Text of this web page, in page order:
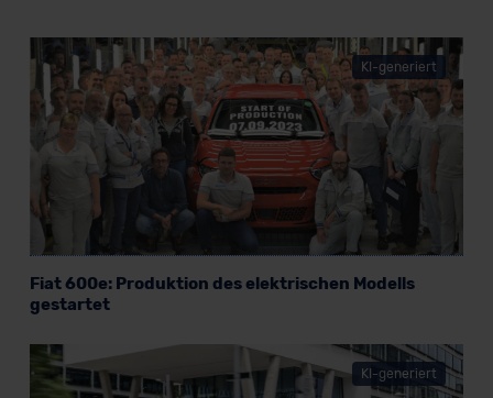
KI-generiert
Fiat 600e: Produktion des elektrischen Modells
gestartet
KI-generiert